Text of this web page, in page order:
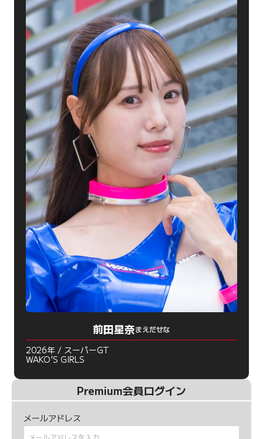
前田星奈まえだせな
2026年 / スーパーGT
WAKO'S GIRLS
Premium会員ログイン
メールアドレス